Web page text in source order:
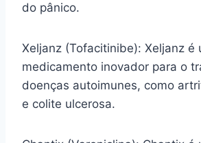
do pânico.
Xeljanz (Tofacitinibe): Xeljanz é
medicamento inovador para o
doenças autoimunes, como
e colite ulcerosa.